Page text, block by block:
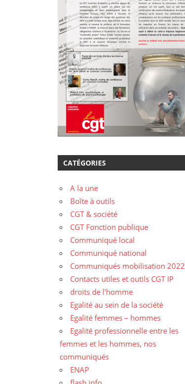
CATÉGORIES
A la une
Boîte à outils
CGT & société
CGT Fonction publique
Communiqué local
Communiqué national
Communiqués mobilisation 2022
Contacts utiles et outils CGT IP
droits de l'homme
Egalité au sein de la société
Egalité femmes – hommes
Egalité professionnelle entre les
femmes et les hommes, nos
communiqués
ENAP